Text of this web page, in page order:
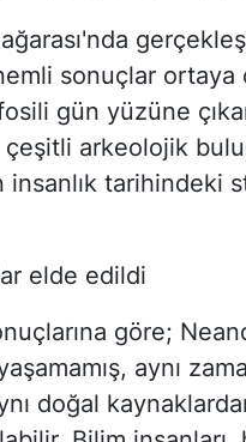
sonuçlar
gün yüzüne
çeşitli arkeolojik
insanlık tarihindeki
elde edildi
göre;
aynı
doğal